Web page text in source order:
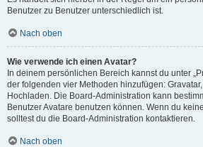
Benutzer zu Benutzer unterschiedlich ist.
Nach oben
Wie verwende ich einen Avatar?
In deinem persönlichen Bereich kannst du unter
der folgenden vier Methoden hinzufügen:
Hochladen. Die Board-Administration kann
Benutzer Avatare benutzen können. Wenn du
solltest du die Board-Administration kontaktieren.
Nach oben